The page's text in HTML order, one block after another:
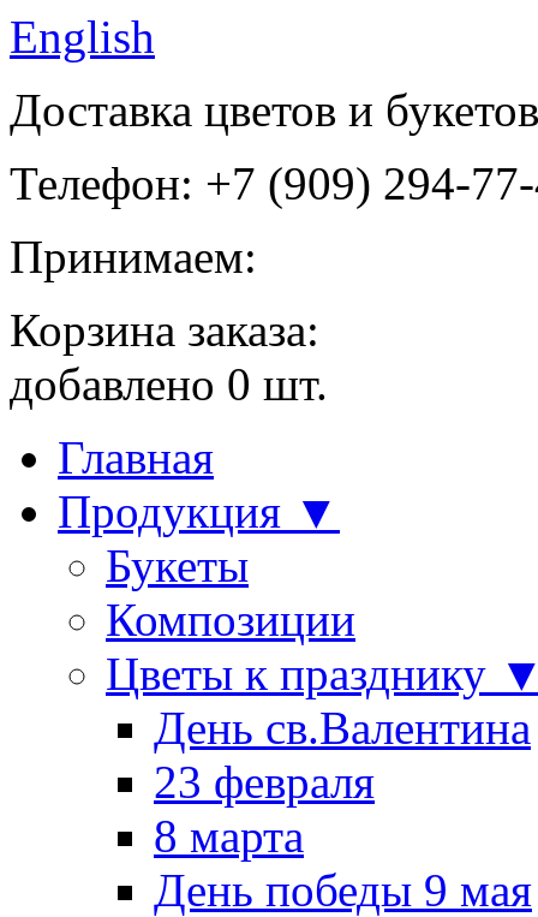
English
Доставка цветов и
Телефон: +7 (909) 294-
Принимаем:
Корзина заказа:
добавлено 0 шт.
Главная
Продукция ▼
Букеты
Композиции
Цветы к празднику
День св.Валентина
23 февраля
8 марта
День победы 9 мая